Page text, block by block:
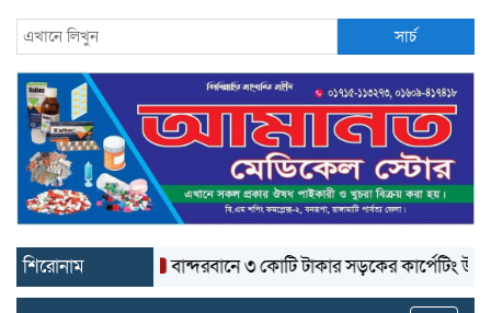
সার্চ
শিরোনাম বান্দরবানে ৩ কোটি টাকার সড়কের কার্পেটিং উঠে যাচ্ছে